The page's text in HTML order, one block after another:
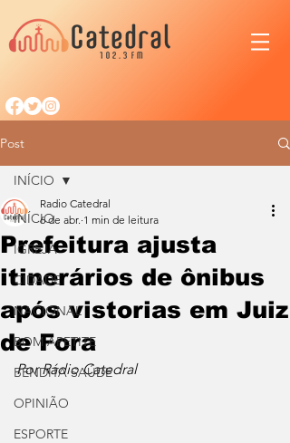
Post
INÍCIO
IGREJA
CIDADE
NACIONAL
BOM APETITE
BENDITA SAÚDE
OPINIÃO
ESPORTE
INÍCIO
Prefeitura ajusta
itinerários de ônibus
após vistorias em Juiz
de Fora
Radio Catedral
6 de abr. 1 min de leitura
Por Rádio Catedral